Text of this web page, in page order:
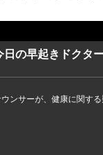
の早起きドクタ
ンサーが、健康に関す